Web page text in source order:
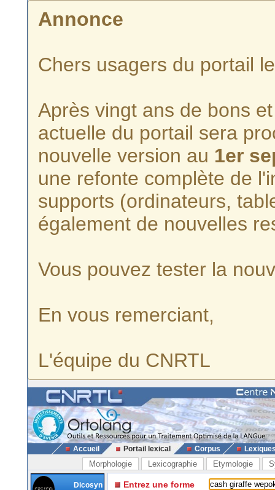
Annonce
Chers usagers du portail
Après vingt ans de bons
actuelle du portail sera
nouvelle version au 1er
une refonte complète de
supports (ordinateurs,
également de nouvelles
Vous pouvez tester la
En vous remerciant,
L'équipe du CNRTL
Accueil Portail lexical Corpus
Morphologie Lexicographie Etymologie
Dicosyn
Entrez une forme